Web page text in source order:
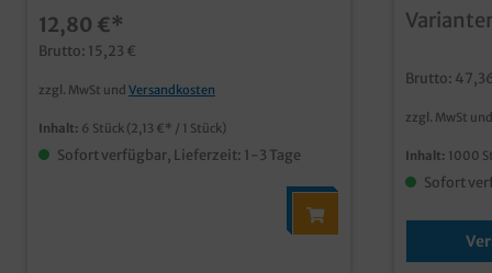
12,80 €*
Brutto: 15,23 €
zzgl. MwSt und Versandkosten
Inhalt: 6 Stück (2,13 €* / 1 Stück)
Sofort verfügbar, Lieferzeit: 1-3 Tage
mehrfach
geblockt
Brutto:
zzgl. MwSt und
Inhalt: 1000
Sofort